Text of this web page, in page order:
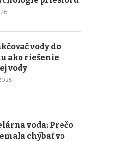
vody do
ako riešenie
vody
voda: Prečo
chýbať vo